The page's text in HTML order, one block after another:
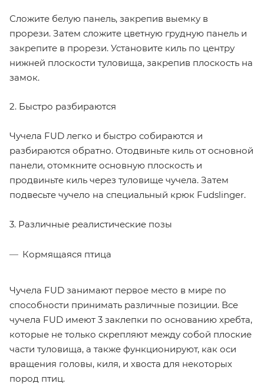
Сложите белую панель, закрепив выемку в
прорези. Затем сложите цветную грудную панель и
закрепите в прорези. Установите киль по центру
нижней плоскости туловища, закрепив плоскость на
замок.
2. Быстро разбираются
Чучела FUD легко и быстро собираются и
разбираются обратно. Отодвиньте киль от основной
панели, отомкните основную плоскость и
продвиньте киль через туловище чучела. Затем
подвесьте чучело на специальный крюк Fudslinger.
3. Различные реалистические позы
Кормящаяся птица
Чучела FUD занимают первое место в мире по
способности принимать различные позиции. Все
чучела FUD имеют 3 заклепки по основанию хребта,
которые не только скрепляют между собой плоские
части туловища, а также функционируют, как оси
вращения головы, киля, и хвоста для некоторых
пород птиц.